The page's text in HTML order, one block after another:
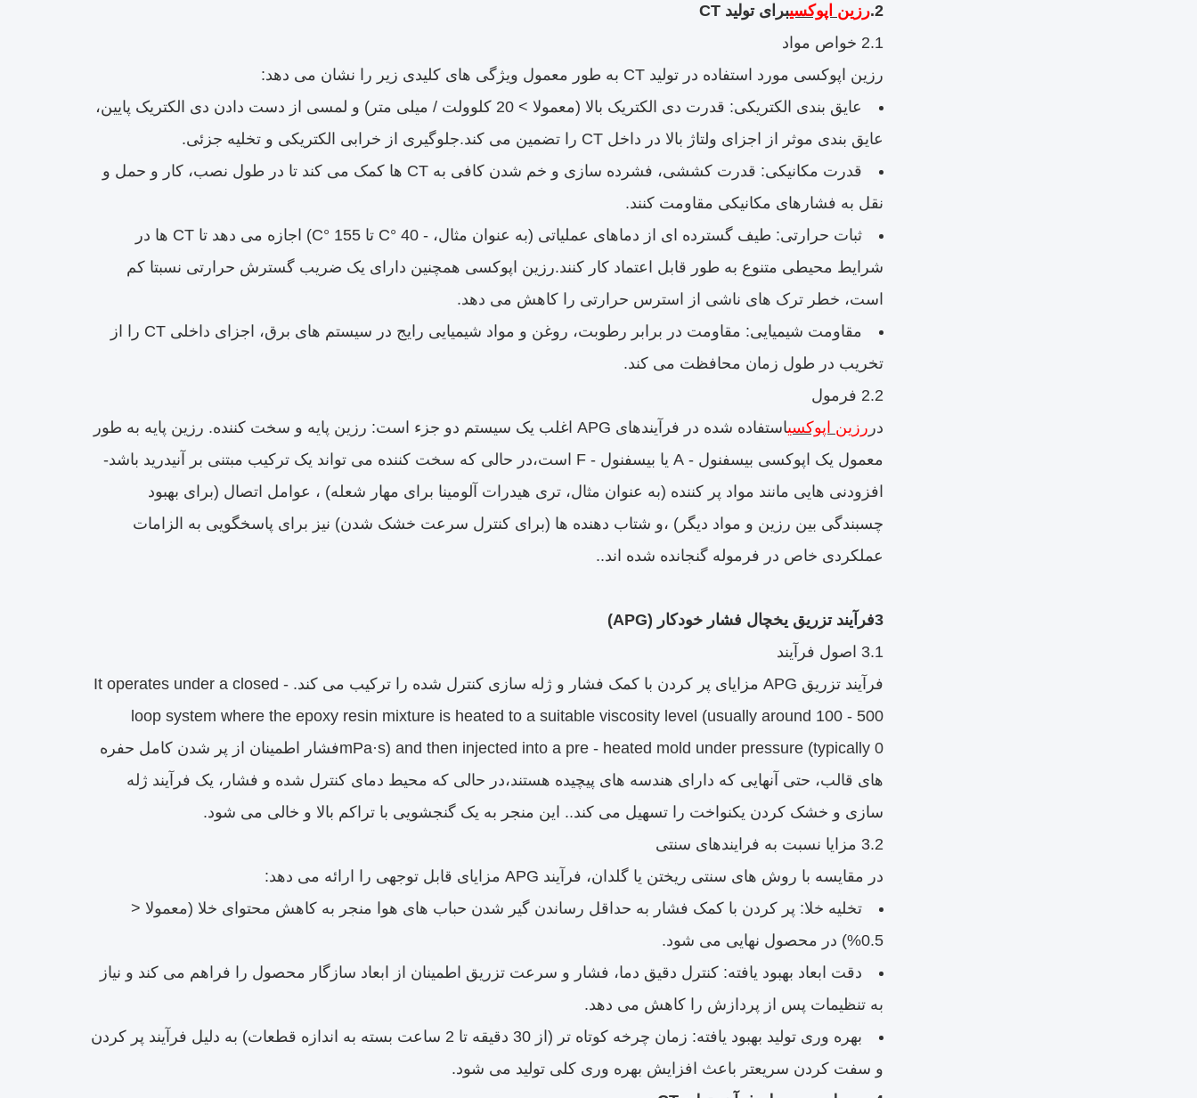
2. رزین اپوکسیبرای تولید CT
2.1 خواص مواد
رزین اپوکسی مورد استفاده در تولید CT به طور معمول ویژگی های کلیدی زیر را نشان می دهد:
عایق بندی الکتریکی: قدرت دی الکتریک بالا (معمولا > 20 کلوولت / میلی متر) و لمسی از دست دادن دی الکتریک پایین،
عایق بندی موثر از اجزای ولتاژ بالا در داخل CT را تضمین می کند.جلوگیری از خرابی الکتریکی و تخلیه جزئی.
قدرت مکانیکی: قدرت کششی، فشرده سازی و خم شدن کافی به CT ها کمک می کند تا در طول نصب، کار و حمل و
نقل به فشارهای مکانیکی مقاومت کنند.
ثبات حرارتی: طیف گسترده ای از دماهای عملیاتی (به عنوان مثال، - 40 °C تا 155 °C) اجازه می دهد تا CT ها در
شرایط محیطی متنوع به طور قابل اعتماد کار کنند.رزین اپوکسی همچنین دارای یک ضریب گسترش حرارتی نسبتا کم
است، خطر ترک های ناشی از استرس حرارتی را کاهش می دهد.
مقاومت شیمیایی: مقاومت در برابر رطوبت، روغن و مواد شیمیایی رایج در سیستم های برق، اجزای داخلی CT را از
تخریب در طول زمان محافظت می کند.
2.2 فرمول
در رزین اپوکسی
استفاده شده در فرآیندهای APG اغلب یک سیستم دو جزء است: رزین پایه و سخت کننده. رزین پایه به طور
معمول یک اپوکسی بیسفنول - A یا بیسفنول - F است،در حالی که سخت کننده می تواند یک ترکیب مبتنی بر آنیدرید باشد-
افزودنی هایی مانند مواد پر کننده (به عنوان مثال، تری هیدرات آلومینا برای مهار شعله) ، عوامل اتصال (برای بهبود
چسبندگی بین رزین و مواد دیگر) ،و شتاب دهنده ها (برای کنترل سرعت خشک شدن) نیز برای پاسخگویی به الزامات
عملکردی خاص در فرموله گنجانده شده اند..
3فرآیند تزریق یخچال فشار خودکار (APG)
3.1 اصول فرآیند
فرآیند تزریق APG مزایای پر کردن با کمک فشار و ژله سازی کنترل شده را ترکیب می کند. It operates under a closed -
loop system where the epoxy resin mixture is heated to a suitable viscosity level (usually around 100 - 500
mPa·s) and then injected into a pre - heated mold under pressure (typically 0فشار اطمینان از پر شدن کامل حفره
های قالب، حتی آنهایی که دارای هندسه های پیچیده هستند،در حالی که محیط دمای کنترل شده و فشار، یک فرآیند ژله
سازی و خشک کردن یکنواخت را تسهیل می کند.. این منجر به یک گنجشویی با تراکم بالا و خالی می شود.
3.2 مزایا نسبت به فرایندهای سنتی
در مقایسه با روش های سنتی ریختن یا گلدان، فرآیند APG مزایای قابل توجهی را ارائه می دهد:
تخلیه خلا: پر کردن با کمک فشار به حداقل رساندن گیر شدن حباب های هوا منجر به کاهش محتوای خلا (معمولا <
0.5%) در محصول نهایی می شود.
دقت ابعاد بهبود یافته: کنترل دقیق دما، فشار و سرعت تزریق اطمینان از ابعاد سازگار محصول را فراهم می کند و نیاز
به تنظیمات پس از پردازش را کاهش می دهد.
بهره وری تولید بهبود یافته: زمان چرخه کوتاه تر (از 30 دقیقه تا 2 ساعت بسته به اندازه قطعات) به دلیل فرآیند پر کردن
و سفت کردن سریعتر باعث افزایش بهره وری کلی تولید می شود.​